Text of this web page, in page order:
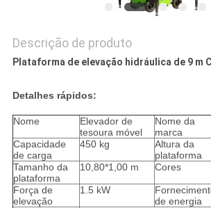
Descrição de produto
Plataforma de elevação hidráulica de 9 m
Detalhes rápidos:
Nome
Elevador de
tesoura móvel
Nome da
marca
Capacidade
de carga
450 kg
Altura da
plataforma
Tamanho da
plataforma
10,80*1,00 m Cores
Força de
elevação
1.5 kW
de energia